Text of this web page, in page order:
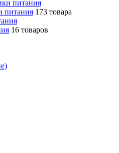
питания 173 товара
16 товаров